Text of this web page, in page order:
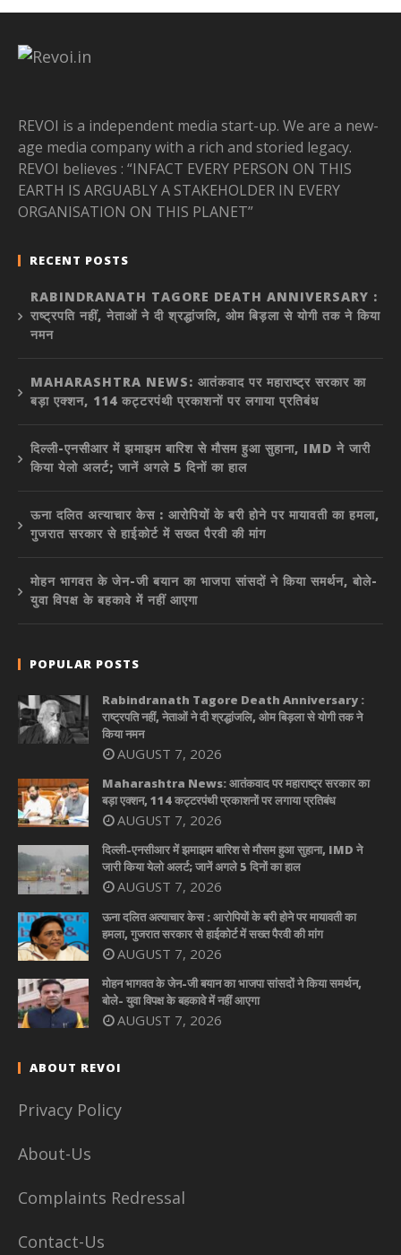
REVOI is a independent media start-up. We are a new-
age media company with a rich and storied legacy.
REVOI believes : “INFACT EVERY PERSON ON THIS
EARTH IS ARGUABLY A STAKEHOLDER IN EVERY
ORGANISATION ON THIS PLANET”
RECENT POSTS
RABINDRANATH TAGORE DEATH ANNIVERSARY :
राष्ट्रपति नहीं, नेताओं ने दी श्रद्धांजलि, ओम बिड़ला से योगी तक ने किया
नमन
MAHARASHTRA NEWS: आतंकवाद पर महाराष्ट्र सरकार का
बड़ा एक्शन, 114 कट्टरपंथी प्रकाशनों पर लगाया प्रतिबंध
दिल्ली-एनसीआर में झमाझम बारिश से मौसम हुआ सुहाना, IMD ने जारी
किया येलो अलर्ट; जानें अगले 5 दिनों का हाल
ऊना दलित अत्याचार केस : आरोपियों के बरी होने पर मायावती का हमला,
गुजरात सरकार से हाईकोर्ट में सख्त पैरवी की मांग
मोहन भागवत के जेन-जी बयान का भाजपा सांसदों ने किया समर्थन, बोले-
युवा विपक्ष के बहकावे में नहीं आएगा
POPULAR POSTS
Rabindranath Tagore Death Anniversary :
राष्ट्रपति नहीं, नेताओं ने दी श्रद्धांजलि, ओम बिड़ला से योगी तक ने
किया नमन
AUGUST 7, 2026
Maharashtra News: आतंकवाद पर महाराष्ट्र सरकार का
बड़ा एक्शन, 114 कट्टरपंथी प्रकाशनों पर लगाया प्रतिबंध
AUGUST 7, 2026
दिल्ली-एनसीआर में झमाझम बारिश से मौसम हुआ सुहाना, IMD ने
जारी किया येलो अलर्ट; जानें अगले 5 दिनों का हाल
AUGUST 7, 2026
ऊना दलित अत्याचार केस : आरोपियों के बरी होने पर मायावती का
हमला, गुजरात सरकार से हाईकोर्ट में सख्त पैरवी की मांग
AUGUST 7, 2026
मोहन भागवत के जेन-जी बयान का भाजपा सांसदों ने किया समर्थन,
बोले- युवा विपक्ष के बहकावे में नहीं आएगा
AUGUST 7, 2026
ABOUT REVOI
Privacy Policy
About-Us
Complaints Redressal
Contact-Us